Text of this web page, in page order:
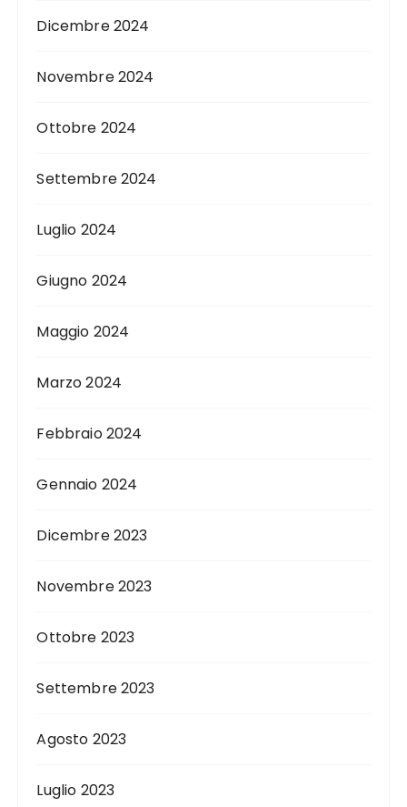
Dicembre 2024
Novembre 2024
Ottobre 2024
Settembre 2024
Luglio 2024
Giugno 2024
Maggio 2024
Marzo 2024
Febbraio 2024
Gennaio 2024
Dicembre 2023
Novembre 2023
Ottobre 2023
Settembre 2023
Agosto 2023
Luglio 2023